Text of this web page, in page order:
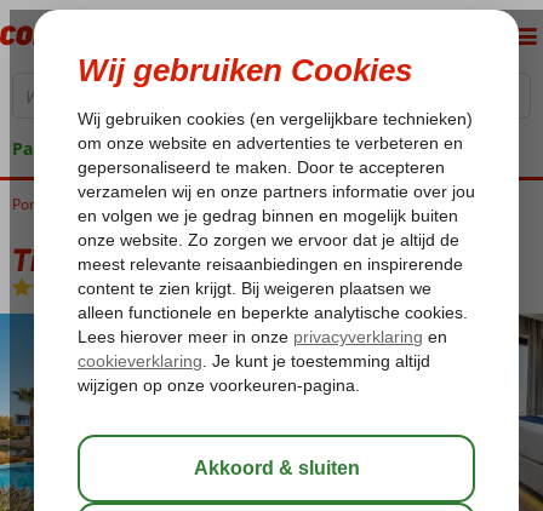
Pakketgarantie
Home
Portugal Algarve Alvor Tivoli Alvor
Tivoli Alvor
All Inclusive-Hotel